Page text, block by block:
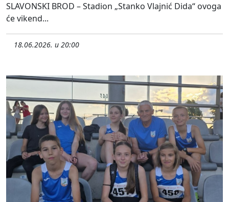
SLAVONSKI BROD – Stadion „Stanko Vlajnić Dida“ ovoga
će vikend...
18.06.2026. u 20:00